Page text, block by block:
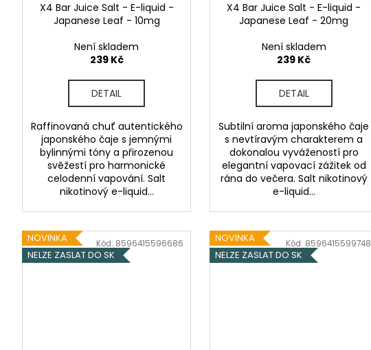
X4 Bar Juice Salt - E-liquid -
Japanese Leaf - 10mg
Není skladem
239 Kč
DETAIL
Raffinovaná chuť autentického
japonského čaje s jemnými
bylinnými tóny a přirozenou
svěžestí pro harmonické
celodenní vapování. Salt
nikotinový e-liquid...
X4 Bar Juice Salt - E-liquid -
Japanese Leaf - 20mg
Není skladem
239 Kč
DETAIL
Subtilní aroma japonského čaje
s nevtíravým charakterem a
dokonalou vyvážeností pro
elegantní vapovací zážitek od
rána do večera. Salt nikotinový
e-liquid...
NOVINKA
NELZE ZASLAT DO SK
Kód: 8596415596686
NOVINKA
NELZE ZASLAT DO SK
Kód: 8596415599748